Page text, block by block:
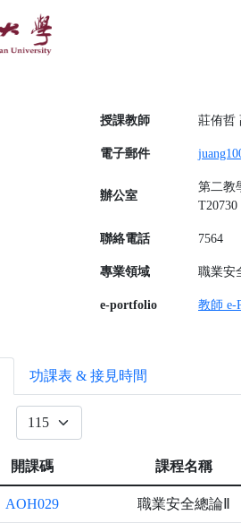
授課教師 莊侑哲
電子郵件
辦公室
第二教
T20730
聯絡電話 7564
專業領域 職業安
e-portfolio 教師 e-
功課表 & 接見時間
開課碼 課程名稱
AOH029 職業安全總論Ⅱ